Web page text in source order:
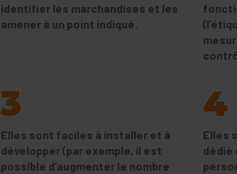
identifier les marchandises et les
amener à un point indiqué.
3
Elles sont faciles à installer et à
développer (par exemple, il est
possible d’augmenter le nombre
4
Elles
dédié